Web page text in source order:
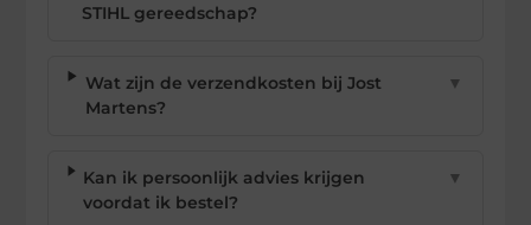
STIHL gereedschap?
Wat zijn de verzendkosten bij Jost
Martens?
▼
Kan ik persoonlijk advies krijgen
voordat ik bestel?
▼